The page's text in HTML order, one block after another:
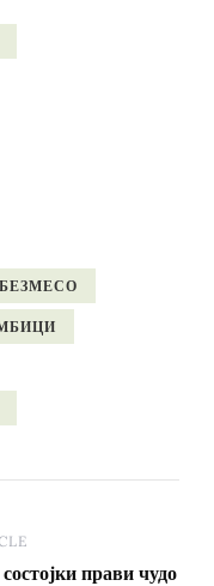
прави чудо